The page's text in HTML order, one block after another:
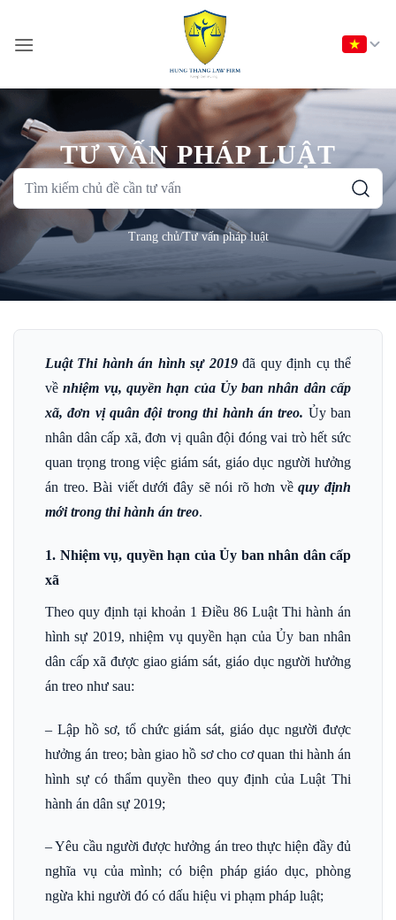
nội
TƯ VẤN PHÁP LUẬT
Tìm
chủ
đề
tư
Trang chủ/Tư vấn pháp luật
Luật Thi hành án hình sự 2019 đã quy định cụ thể
vềnhiệm vụ, quyền hạn của Ủy ban nhân dân cấp
xã, đơn vị quân đội trong thi hành án treo. Ủy ban
nhân dân cấp xã, đơn vị quân đội đóng vai trò hết sức
quan trọng trong việc giám sát, giáo dục người hưởng
án treo. Bài viết dưới đây sẽ nói rõ hơn vềquy định
mới trong thi hành án treo.
1. Nhiệm vụ, quyền hạn của Ủy ban nhân dân cấp
xã
Theo quy định tại khoản 1 Điều 86 Luật Thi hành án
hình sự 2019, nhiệm vụ quyền hạn của Ủy ban nhân
dân cấp xã được giao giám sát, giáo dục người hưởng
án treo như sau:
– Lập hồ sơ, tổ chức giám sát, giáo dục người được
hưởng án treo; bàn giao hồ sơ cho cơ quan thi hành án
hình sự có thẩm quyền theo quy định của Luật Thi
hành án dân sự 2019;
– Yêu cầu người được hưởng án treo thực hiện đầy đủ
nghĩa vụ của mình; có biện pháp giáo dục, phòng
ngừa khi người đó có dấu hiệu vi phạm pháp luật;